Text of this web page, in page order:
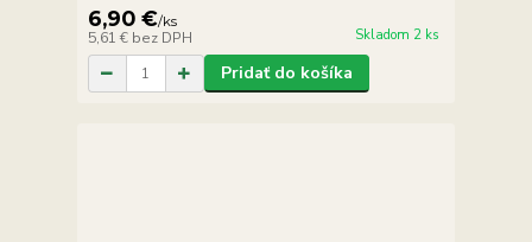
6,90 €/ks
5,61 € bez DPH Skladom 2 ks
Pridať do košíka